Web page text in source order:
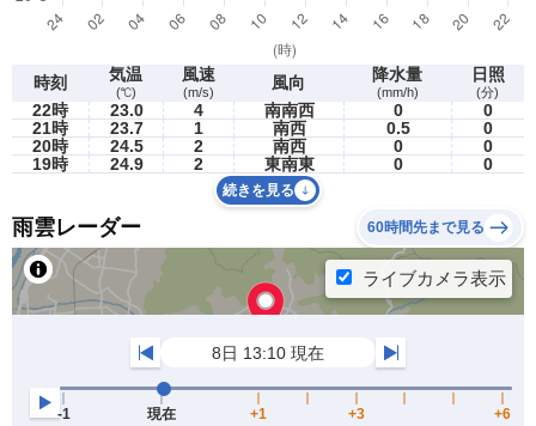
時刻 気温
(℃)
風速
(m/s) 風向 降水量
(mm/h)
日照
(分)
22時 23.0 4 南南西 0
0
21時
23.7 1 南西 0.5
0
20時
24.5 2 南西 0
0
19時
24.9 2 東南東 0 0
続きを見る
雨雲レーダー 60時間先まで見る